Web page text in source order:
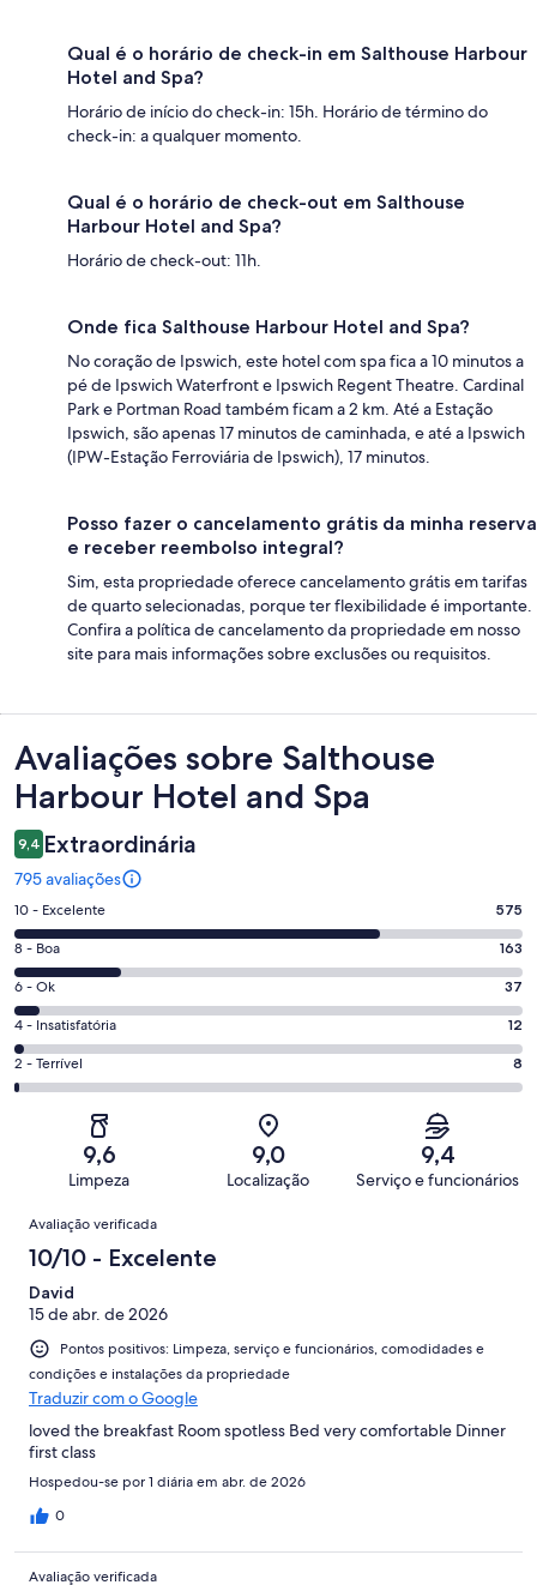
Qual é o horário de check-in em Salthouse Harbour
Hotel and Spa?
Horário de início do check-in: 15h. Horário de término do
check-in: a qualquer momento.
Qual é o horário de check-out em Salthouse
Harbour Hotel and Spa?
Horário de check-out: 11h.
Onde fica Salthouse Harbour Hotel and Spa?
No coração de Ipswich, este hotel com spa fica a 10 minutos a
pé de Ipswich Waterfront e Ipswich Regent Theatre. Cardinal
Park e Portman Road também ficam a 2 km. Até a Estação
Ipswich, são apenas 17 minutos de caminhada, e até a Ipswich
(IPW-Estação Ferroviária de Ipswich), 17 minutos.
Posso fazer o cancelamento grátis da minha reserva
e receber reembolso integral?
Sim, esta propriedade oferece cancelamento grátis em tarifas
de quarto selecionadas, porque ter flexibilidade é importante.
Confira a política de cancelamento da propriedade em nosso
site para mais informações sobre exclusões ou requisitos.
Avaliações
Avaliações sobre Salthouse
Harbour Hotel and Spa
9,4 Extraordinária
795 avaliações
Nota
10
-
Excelente.
575
de
795
avaliações
10 - Excelente 575
Nota
8
-
Boa.
163
de
avaliações
8 - Boa 163
Nota
6
-
Ok.
37
avaliações
6 - Ok 37
Nota
4
-
4 - Insatisfatória 12
Nota
2
795
avaliações
2 - Terrível 8
9,6
Limpeza
9,0
Localização
9,4
Serviço e funcionários
Avaliações
Avaliação verificada
10/10 - Excelente
David
15 de abr. de 2026
Pontos positivos: Limpeza, serviço e funcionários, comodidades e
condições e instalações da propriedade
Traduzir com o Google
loved the breakfast Room spotless Bed very comfortable Dinner
first class
Hospedou-se por 1 diária em abr. de 2026
0
Avaliação verificada